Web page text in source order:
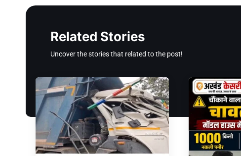
Related Stories
Uncover the stories that related to the post!